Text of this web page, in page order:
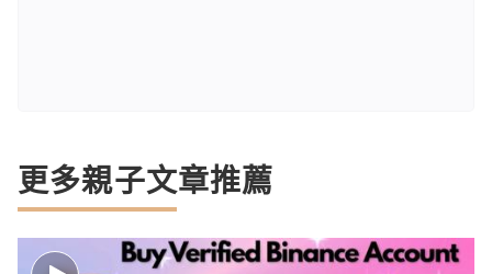
更多親子文章推薦